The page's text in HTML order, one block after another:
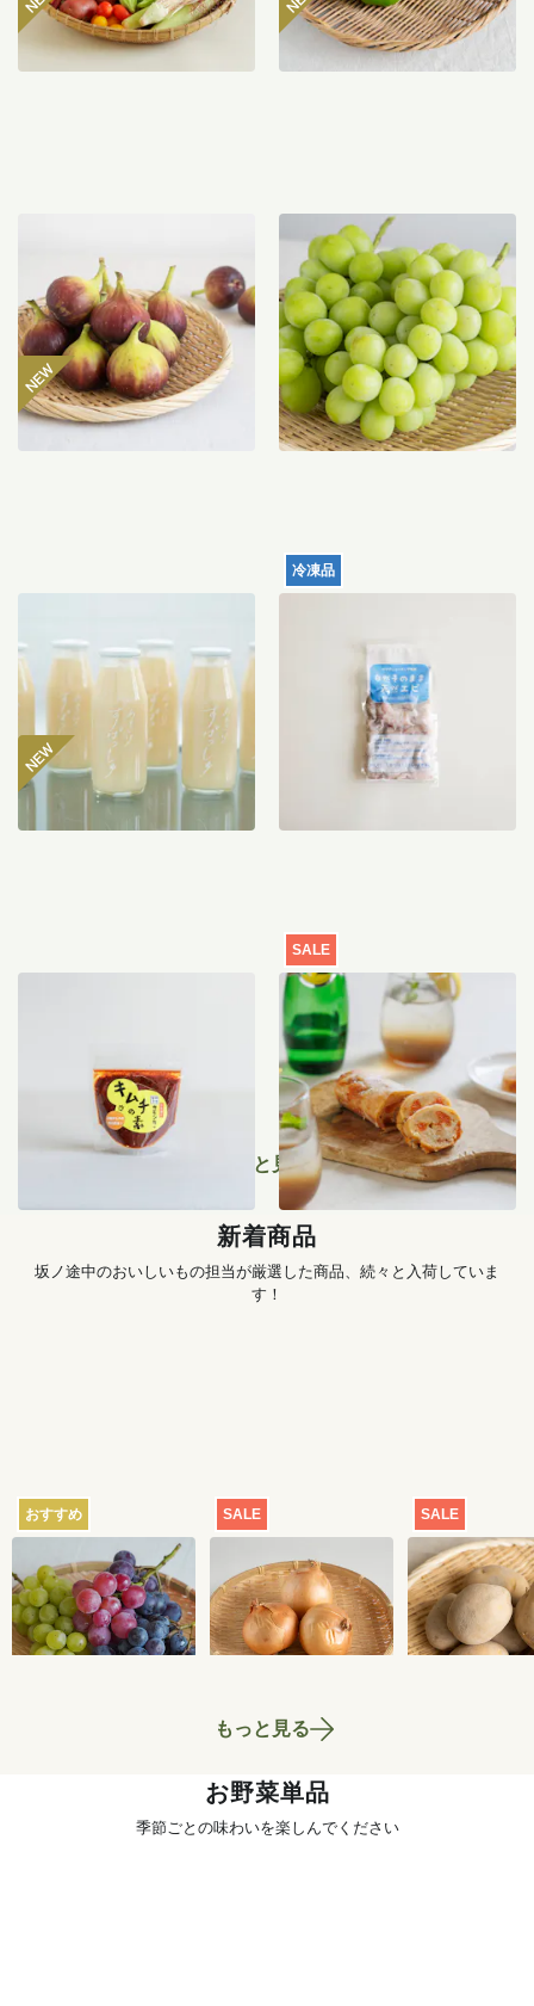
ームのいちじく 12個入り
（特栽相当）
送料込 3,850円
【産地直送】やまなし笛吹
のシャインマスカット
1.2kg（特栽相当）
送料込 6,580円
甘酒すぱっしゅ
送料込 3,560
冷凍品
クス）120g
1,456
SALE
【特別価格】瀬戸内レモン
のサマーシュトーレン 200g
2,519 円
もっと見る
新着商品
坂ノ途中のおいしいもの担当が厳選した商品、続々と入荷していま
す！
おすすめ
【産地直送】葡萄畑
ふくじろうのふぞろ
い濃厚ぶどう 1.6kg
送料込 6,750円
SALE
【特別価格】玉ねぎ
1kg
700円
SALE
【特別価格】
いも（品種お
せ） 1kg
もっと見る
お野菜単品
季節ごとの味わいを楽しんでください